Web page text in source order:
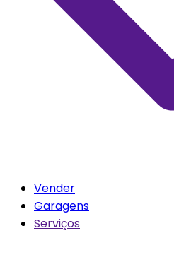
Vender
Garagens
Serviços